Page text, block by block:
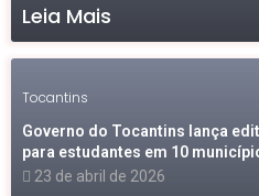
Leia Mais
Tocantins
Governo do Tocantins lança
para estudantes em 10
23 de abril de 2026